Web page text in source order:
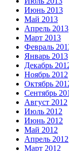
Июнь 2013
Май 2013
Апрель 2013
Март 2013
Февраль
Январь 2013
Декабрь
Ноябрь 2012
Октябрь
Сентябрь
Август 2012
Июль 2012
Июнь 2012
Май 2012
Апрель 2012
Март 2012